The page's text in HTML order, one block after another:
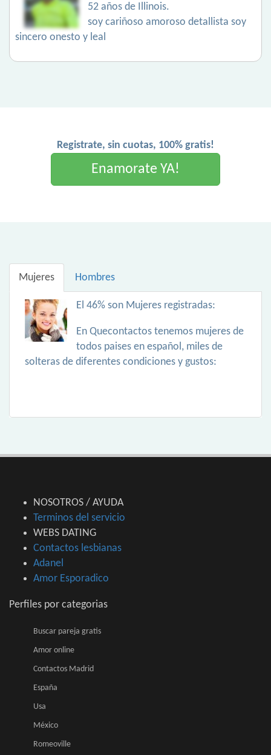
52 años de Illinois.
soy cariñoso amoroso detallista soy
sincero onesto y leal
Registrate, sin cuotas, 100% gratis!
Enamorate YA!
Mujeres Hombres
El 46% son Mujeres registradas:
En Quecontactos tenemos mujeres de
todos paises en español, miles de
solteras de diferentes condiciones y gustos:
NOSOTROS / AYUDA
Terminos del servicio
WEBS DATING
Contactos lesbianas
Adanel
Amor Esporadico
Perfiles por categorias
Buscar pareja gratis
Amor online
Contactos Madrid
España
Usa
México
Romeoville